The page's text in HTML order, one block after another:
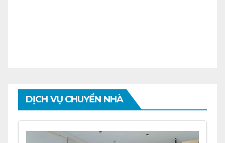
DỊCH VỤ CHUYỂN NHÀ